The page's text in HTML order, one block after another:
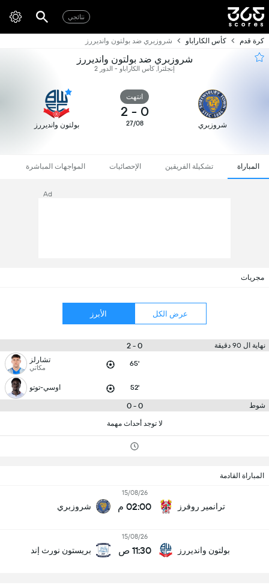
نتائجي
كرة قدم كأس الكاراباو شروزبري ضد بولتون وانديررز
شروزبري ضد بولتون وانديررز
إنجلترا, كأس الكاراباو - الدور 2
شروزبري
انتهت
0
-
2
27/08 بولتون وانديررز
المباراة تشكيلة الفريقين الإحصائيات المواجهات المباشرة
Ad
مجريات
عرض الكل الأبرز
نهاية ال 90 دقيقة 0 - 2
65' تشارلز
مكاتي
52' اوسي-توتو
شوط 0 - 0
لا توجد أحداث مهمة
المباراة القادمة
ترانمير روفرز
15/08/26
02:00 م شروزبري
بولتون وانديررز
15/08/26
11:30 ص بريستون نورث إند